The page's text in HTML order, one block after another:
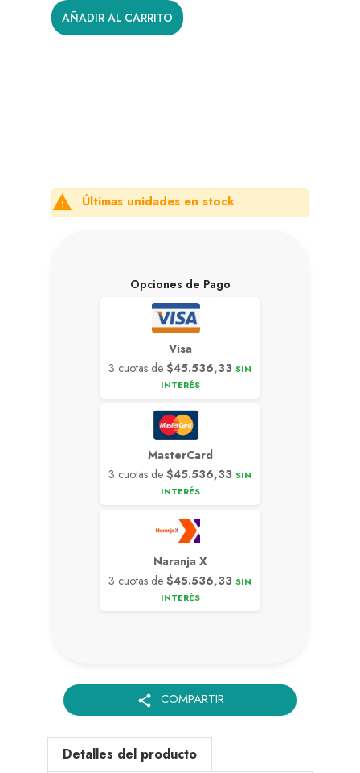
AÑADIR AL CARRITO
 Últimas unidades en stock
Opciones de Pago
Visa
3 cuotas de $45.536,33 SIN
INTERÉS
MasterCard
3 cuotas de $45.536,33 SIN
INTERÉS
Naranja X
3 cuotas de $45.536,33 SIN
INTERÉS
share COMPARTIR
Detalles del producto